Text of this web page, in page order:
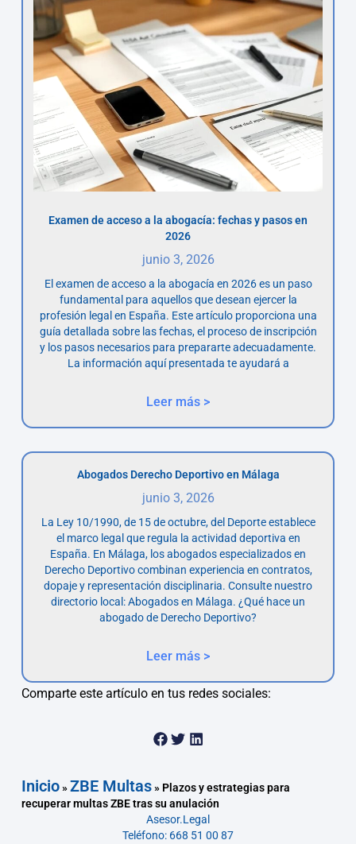
Examen de acceso a la abogacía: fechas y pasos en
2026
junio 3, 2026
El examen de acceso a la abogacía en 2026 es un paso
fundamental para aquellos que desean ejercer la
profesión legal en España. Este artículo proporciona una
guía detallada sobre las fechas, el proceso de inscripción
y los pasos necesarios para prepararte adecuadamente.
La información aquí presentada te ayudará a
Leer más >
Abogados Derecho Deportivo en Málaga
junio 3, 2026
La Ley 10/1990, de 15 de octubre, del Deporte establece
el marco legal que regula la actividad deportiva en
España. En Málaga, los abogados especializados en
Derecho Deportivo combinan experiencia en contratos,
dopaje y representación disciplinaria. Consulte nuestro
directorio local: Abogados en Málaga. ¿Qué hace un
abogado de Derecho Deportivo?
Leer más >
Comparte este artículo en tus redes sociales:
Inicio»ZBE Multas» Plazos y estrategias para
recuperar multas ZBE tras su anulación
Asesor.Legal
Teléfono: 668 51 00 87